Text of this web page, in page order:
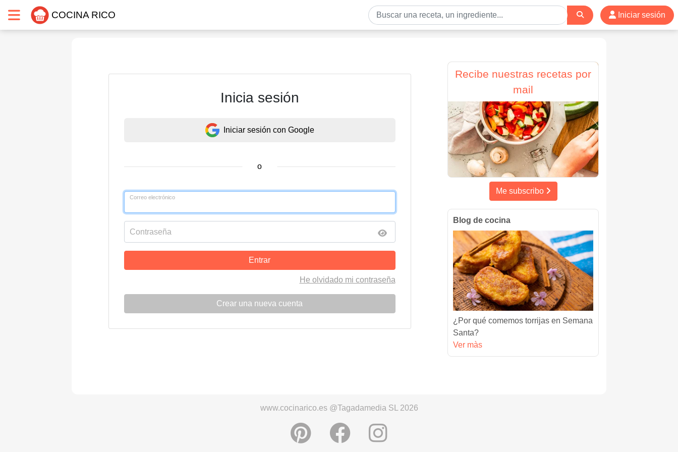
COCINA RICO Iniciar sesión
Inicia sesión
Iniciar sesión con Google
o
Correo electrónico
Contraseña
Entrar
He olvidado mi contraseña
Crear una nueva cuenta
Recibe nuestras recetas por
mail
Me subscribo
Blog de cocina
¿Por qué comemos torrijas en Semana
Santa?
Ver màs
www.cocinarico.es @Tagadamedia SL 2026